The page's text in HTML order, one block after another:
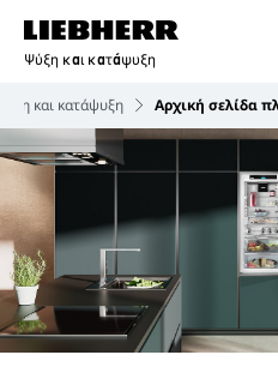
Ψύξη και κατάψυξη
και κατάψυξη Αρχική σελίδα